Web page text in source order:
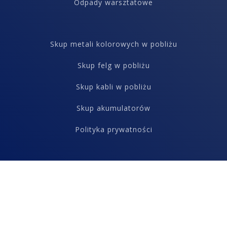
Odpady warsztatowe
Skup metali kolorowych w pobliżu
Skup felg w pobliżu
Skup kabli w pobliżu
Skup akumulatorów
Polityka prywatności